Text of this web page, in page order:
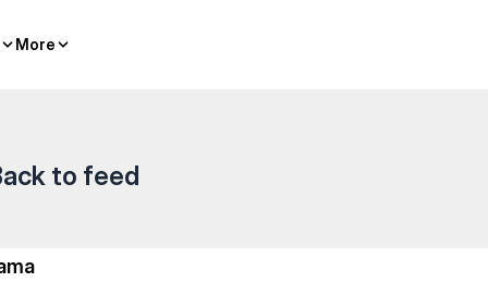
More
Moreне удобно в приложении
to feed